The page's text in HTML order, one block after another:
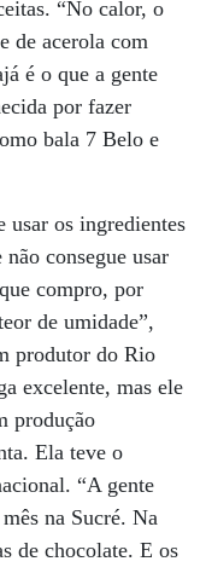
“No calor, o
de acerola com
é o que a gente
por fazer
bala 7 Belo e
usar os ingredientes
consegue usar
compro, por
de umidade”,
produtor do Rio
excelente, mas ele
produção
Ela teve o
“A gente
na Sucré. Na
de chocolate. E os